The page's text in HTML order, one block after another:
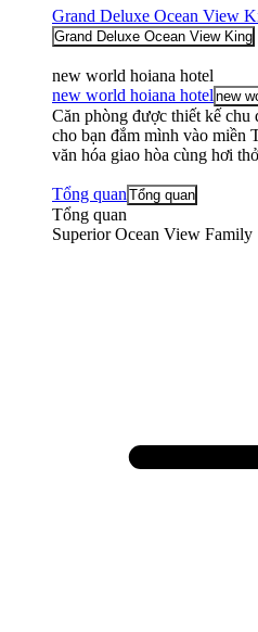
Grand Deluxe Ocean View
Grand Deluxe Ocean View King
new world hoiana hotel
new world hoiana hotel new
Căn phòng được thiết kế
cho bạn đắm mình vào miền
văn hóa giao hòa cùng hơi
Tổng quan Tổng quan
Tổng quan
Superior Ocean View Family